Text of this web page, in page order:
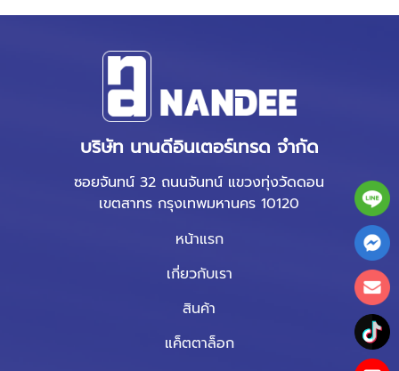
บริษัท นานดีอินเตอร์เทรด จำกัด
ซอยจันทน์ 32 ถนนจันทน์ แขวงทุ่งวัดดอน
เขตสาทร กรุงเทพมหานคร 10120
หน้าแรก
เกี่ยวกับเรา
สินค้า
แค็ตตาล็อก